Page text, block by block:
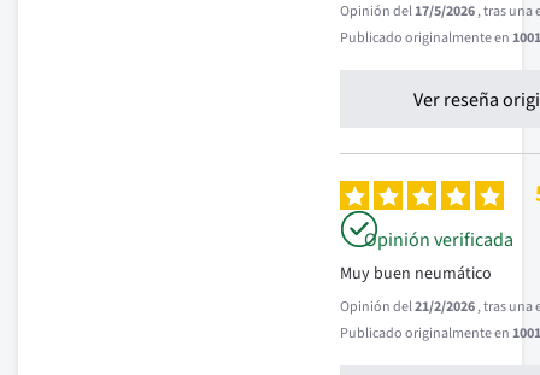
Opinión del17/5/2026, tras una
Publicado originalmente en
Ver reseña
Opinión verificada
Muy buen neumático
Opinión del21/2/2026, tras una
Publicado originalmente en